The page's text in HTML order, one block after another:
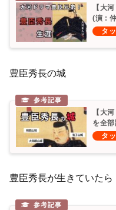
【大
(演 :
った
豊臣秀長の城
【大
を全
豊臣秀長が生きていたら